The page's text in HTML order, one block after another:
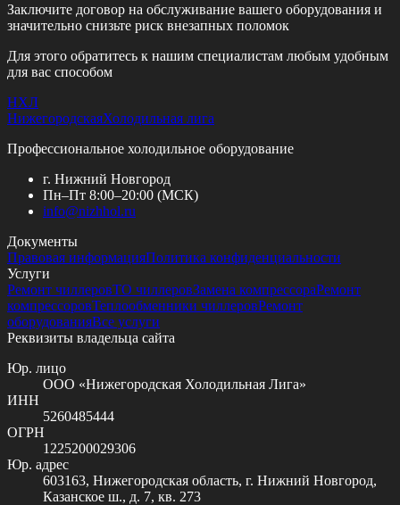
Заключите договор на обслуживание вашего оборудования и
значительно снизьте риск внезапных поломок
Для этого обратитесь к нашим специалистам любым удобным
для вас способом
НХЛ
НижегородскаяХолодильная лига
Профессиональное холодильное оборудование
г. Нижний Новгород
Пн–Пт 8:00–20:00 (МСК)
info@nizhhol.ru
Документы
Правовая информацияПолитика конфиденциальности
Услуги
Ремонт чиллеровТО чиллеровЗамена компрессораРемонт
компрессоровТеплообменники чиллеровРемонт
оборудованияВсе услуги
Реквизиты владельца сайта
Юр. лицо
ООО «Нижегородская Холодильная Лига»
ИНН
5260485444
ОГРН
1225200029306
Юр. адрес
603163, Нижегородская область, г. Нижний Новгород,
Казанское ш., д. 7, кв. 273